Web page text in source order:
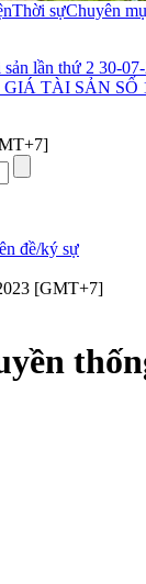
Thời sựChuyên
lần thứ 2 30-
TÀI SẢN SỐ
đề/ký sự
[GMT+7]